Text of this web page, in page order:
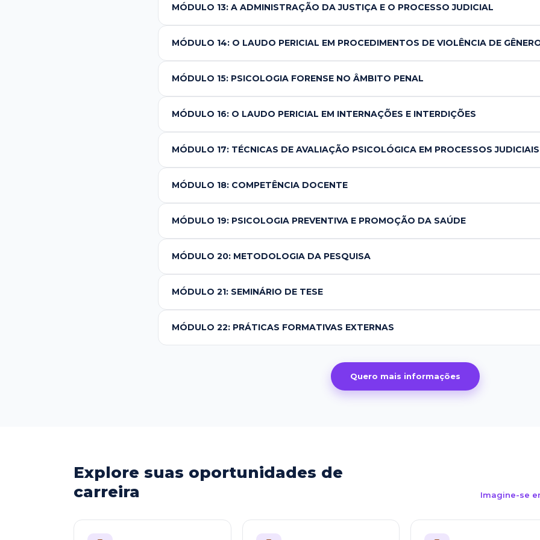
MÓDULO 13: A ADMINISTRAÇÃO DA JUSTIÇA E O PROCESSO JUDICIAL
MÓDULO 14: O LAUDO PERICIAL EM PROCEDIMENTOS DE VIOLÊNCIA DE
MÓDULO 15: PSICOLOGIA FORENSE NO ÂMBITO PENAL
MÓDULO 16: O LAUDO PERICIAL EM INTERNAÇÕES E INTERDIÇÕES
MÓDULO 17: TÉCNICAS DE AVALIAÇÃO PSICOLÓGICA EM PROCESSOS JUDICIAIS
MÓDULO 18: COMPETÊNCIA DOCENTE
MÓDULO 19: PSICOLOGIA PREVENTIVA E PROMOÇÃO DA SAÚDE
MÓDULO 20: METODOLOGIA DA PESQUISA
MÓDULO 21: SEMINÁRIO DE TESE
MÓDULO 22: PRÁTICAS FORMATIVAS EXTERNAS
Quero mais informações
Explore suas oportunidades de
carreira
Imagine-se